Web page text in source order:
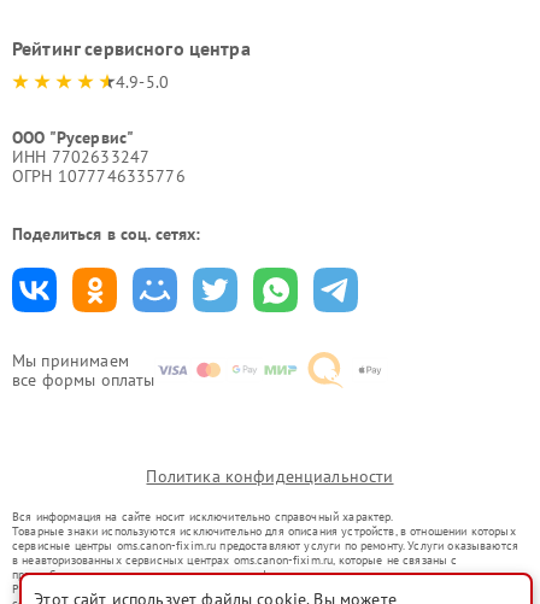
Мы принимаем
все формы оплаты
Рейтинг сервисного центра
4.9-5.0
ООО "Русервис"
ИНН 7702633247
ОГРН 1077746335776
Поделиться в соц. сетях:
Политика конфиденциальности
Вся информация на сайте носит исключительно справочный характер.
Товарные знаки используются исключительно для описания устройств, в отношении которых
сервисные центры oms.canon-fixim.ru предоставляют услуги по ремонту. Услуги оказываются
в неавторизованных сервисных центрах oms.canon-fixim.ru, которые не связаны с
правообладателями товарных знаков или их официальными представителями.
Ремонт осуществляется для устройств, уже введенных в гражданский оборот в соответствии
Этот сайт использует файлы cookie. Вы можете